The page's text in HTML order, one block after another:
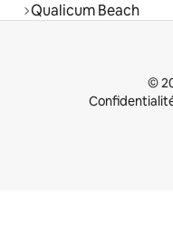
Qualicum Beach
©